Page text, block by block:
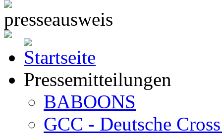
Pressemitteilungen
BABOONS
GCC - Deutsche